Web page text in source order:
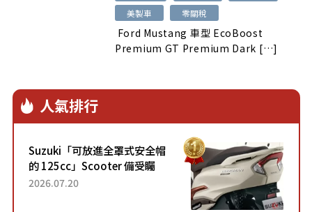
美製車
零關稅
Ford Mustang 車型 EcoBoost
Premium GT Premium Dark […]
人氣排行
Suzuki「可放進全罩式安全帽
的 125cc」Scooter 備受矚
目！採用全新流線設計與各項
2026.07.20